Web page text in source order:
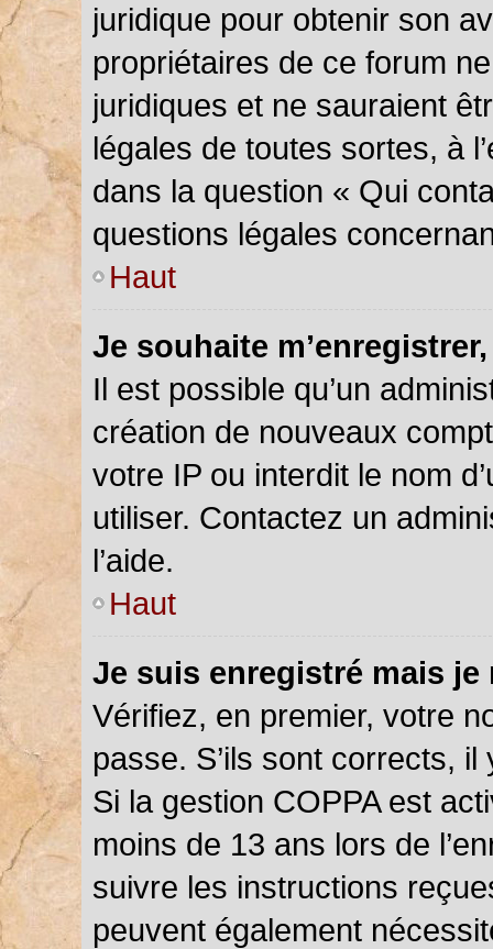
juridique pour obtenir son
propriétaires de ce forum
juridiques et ne sauraient
légales de toutes sortes, à
dans la question « Qui
questions légales
Haut
Je souhaite
Il est possible qu’un
création de nouveaux
votre IP ou interdit le nom
utiliser. Contactez un
l’aide.
Haut
Je suis enregistré mais
Vérifiez, en premier, votre
passe. S’ils sont corrects,
Si la gestion COPPA est
moins de 13 ans lors de
suivre les instructions
peuvent également